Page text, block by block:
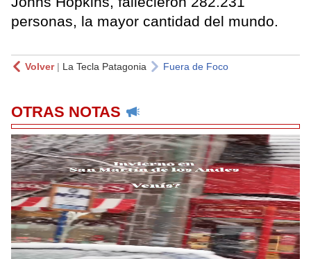
personas, la mayor cantidad del mundo.
Volver| La Tecla Patagonia Fuera de Foco
OTRAS NOTAS